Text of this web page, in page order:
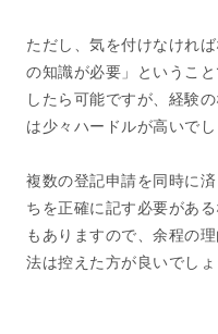
ただし、気を付けなけれ
の知識が必要」というこ
したら可能ですが、経験
は少々ハードルが高いでし
複数の登記申請を同時に
ちを正確に記す必要があ
もありますので、余程の
法は控えた方が良いでしょ